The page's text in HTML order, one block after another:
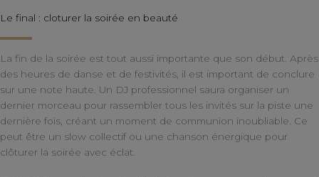
Le final : cloturer la soirée en beauté
La fin de la soirée est tout aussi importante que son début. Après
des heures de danse et de festivités, il est important de conclure
sur une note haute. Un DJ professionnel saura organiser un
dernier morceau pour rassembler tous les invités sur la piste une
dernière fois, créant un moment de communion inoubliable. Ce
peut être un slow collectif ou une chanson énergique pour
clôturer la soirée avec éclat.